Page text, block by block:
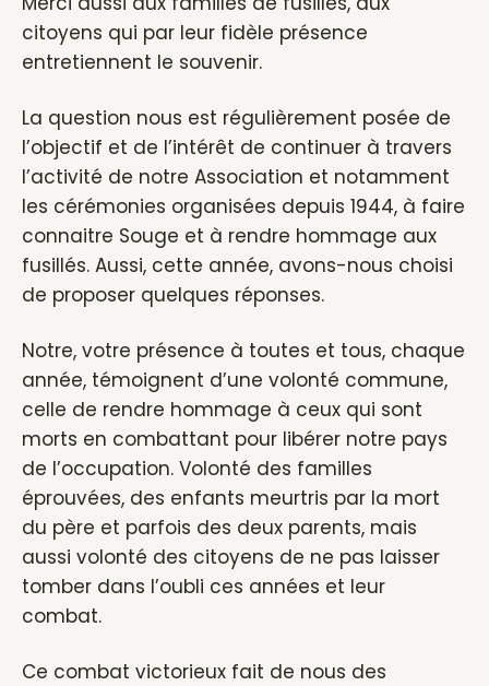
citoyens qui par leur fidèle présence
entretiennent le souvenir.
La question nous est régulièrement posée de
l’objectif et de l’intérêt de continuer à travers
l’activité de notre Association et notamment
les cérémonies organisées depuis 1944, à faire
connaitre Souge et à rendre hommage aux
fusillés. Aussi, cette année, avons-nous choisi
de proposer quelques réponses.
Notre, votre présence à toutes et tous, chaque
année, témoignent d’une volonté commune,
celle de rendre hommage à ceux qui sont
morts en combattant pour libérer notre pays
de l’occupation. Volonté des familles
éprouvées, des enfants meurtris par la mort
du père et parfois des deux parents, mais
aussi volonté des citoyens de ne pas laisser
tomber dans l’oubli ces années et leur
combat.
Ce combat victorieux fait de nous des